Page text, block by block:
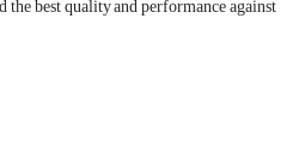
best quality and performance against